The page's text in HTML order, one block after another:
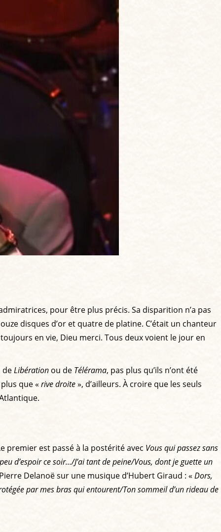
pour être plus précis. Sa disparition n’a pas
disques d’or et quatre de platine. C’était un chanteur
en vie, Dieu merci. Tous deux voient le jour en
deLibération ou de Télérama, pas plus qu’ils n’ont été
que «rive droite», d’ailleurs. À croire que les seuls
premier est passé à la postérité avec Vous qui passez sans
d’espoir ce soir.../J’ai tant de peine/Vous, dont je guette un
Delanoë sur une musique d’Hubert Giraud : «Dors,
par mes bras qui entourent/Ton sommeil d’un rideau de